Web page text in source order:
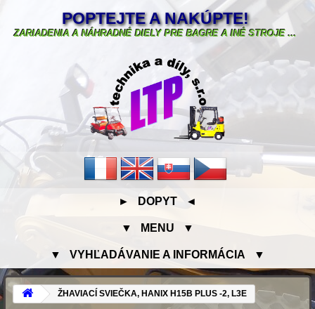
POPTEJTE A NAKÚPTE!
ZARIADENIA A NÁHRADNÉ DIELY PRE BAGRE A INÉ STROJE ...
► DOPYT ◄
▼ MENU ▼
▼ VYHĽADÁVANIE A INFORMÁCIA ▼
ŽHAVIACÍ SVIEČKA, HANIX H15B PLUS -2, L3E